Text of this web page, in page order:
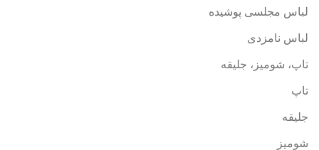
لباس مجلسی پوشیده
لباس نامزدی
تاپ، شومیز، جلیقه
تاپ
جلیقه
شومیز